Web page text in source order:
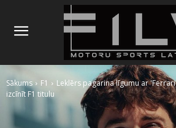
Sākums F1
Leklērs pagarina līgumu ar
izcīnīt F1 titulu